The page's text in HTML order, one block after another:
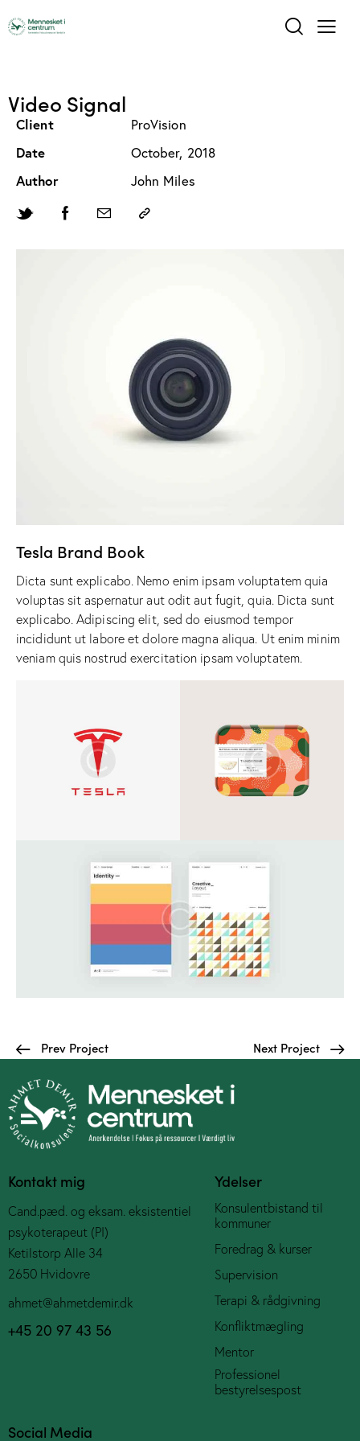
Video Signal
Tesla Brand Book
Dicta sunt explicabo. Nemo enim ipsam voluptatem quia
voluptas sit aspernatur aut odit aut fugit, quia. Dicta sunt
explicabo. Adipiscing elit, sed do eiusmod tempor
incididunt ut labore et dolore magna aliqua. Ut enim minim
veniam quis nostrud exercitation ipsam voluptatem.
Client
ProVision
Date
October, 2018
Author
John Miles
Prev Project Next Project
Kontakt mig
Cand.pæd. og eksam. eksistentiel
psykoterapeut (PI)
Ketilstorp Alle 34
2650 Hvidovre
ahmet@ahmetdemir.dk
+45 20 97 43 56
Ydelser
Konsulentbistand til
kommuner
Foredrag & kurser
Supervision
Terapi & rådgivning
Konfliktmægling
Mentor
Professionel
bestyrelsespost
Social Media